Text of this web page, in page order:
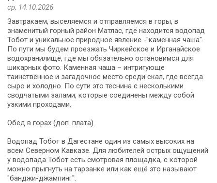
ср, 14.10.2026
Завтракаем, выселяемся и отправляемся в горы, в
знаменитый горный район Матлас, где находится водопад
Тобот и уникальное природное явление -"каменная чаша".
По пути мы будем проезжать Чиркейское и Ирганайское
водохранилище, где мы обязательно остановимся для
шикарных фото. Каменная чаша – интригующе
таинственное и загадочное место среди скал, где всегда
сыро и холодно. По сути это теснина с несколькими
сводчатыми залами, которые соединены между собой
узкими проходами.
Обед в горах (доп. плата).
Водопад Тобот в Дагестане один из самых высоких на
всем Северном Кавказе. Для любителей острых ощущений
у водопада Тобот есть смотровая площадка, с которой
можно прыгнуть на тарзанке или как ещё это называют
"банджи-джампинг".